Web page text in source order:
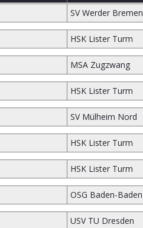
SV Werder Bremen
HSK Lister Turm
MSA Zugzwang
HSK Lister Turm
SV Mülheim Nord
HSK Lister Turm
HSK Lister Turm
OSG Baden-Baden
USV TU Dresden